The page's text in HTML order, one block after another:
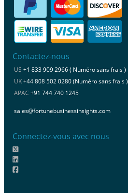
Contactez-nous
US +1 833 909 2966 ( Numéro sans frais )
UK+44 808 502 0280 (Numéro sans frais )
APAC +91 744 740 1245
sales@fortunebusinessinsights.com
Connectez-vous avec nous